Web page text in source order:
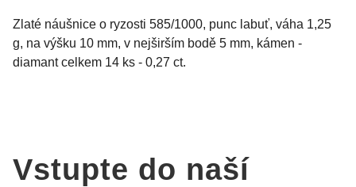
Zlaté náušnice o ryzosti 585/1000, punc labuť, váha 1,25
g, na výšku 10 mm, v nejširším bodě 5 mm, kámen -
diamant celkem 14 ks - 0,27 ct.
Vstupte do naší